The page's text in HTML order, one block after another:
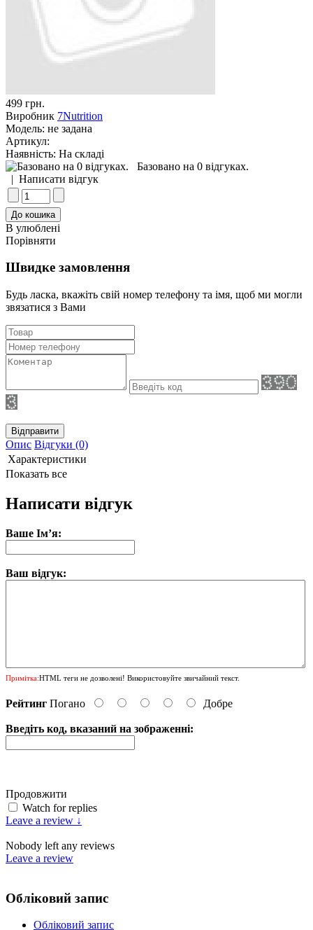
499 грн.
Виробник 7Nutrition
Модель: не задана
Артикул:
Наявність: На складі
Базовано на 0 відгуках.
| Написати відгук
В улюблені
Порівняти
Швидке замовлення
Будь ласка, вкажіть свій номер телефону та iмя, щоб ми могли
звязатися з Вами
Відправити
Опис Відгуки (0)
Характеристики
Показать все
Написати відгук
Ваше Ім’я:
Ваш відгук:
Примітка:HTML теги не дозволені! Використовуйте звичайний текст.
Рейтинг Погано Добре
Введіть код, вказаний на зображенні:
Продовжити
Watch for replies
Leave a review ↓
Nobody left any reviews
Leave a review
Обліковий запис
Обліковий запис